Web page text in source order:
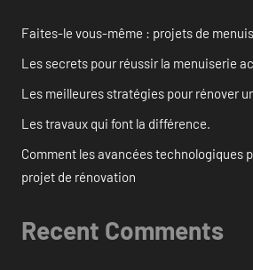
Faites-le vous-même : projets de
Les secrets pour réussir la menuiserie
Les meilleures stratégies pour rénover
Les travaux qui font la différence.
Comment les avancées technologiques
projet de rénovation
Recent Comments